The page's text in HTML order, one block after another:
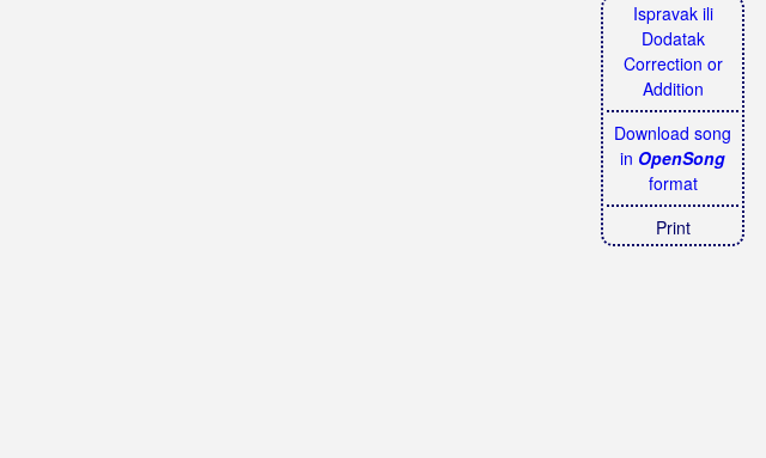
Ispravak ili
Dodatak
Correction or
Addition
Download song
in OpenSong
format
Print